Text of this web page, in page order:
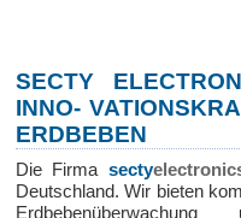
SECTY
INNO-
ERDBEBEN
Die Firma secty
Deutschland. Wir bieten